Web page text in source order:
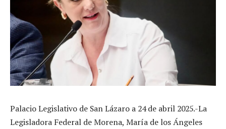
Palacio Legislativo de San Lázaro a 24 de abril 2025.-La
Legisladora Federal de Morena, María de los Ángeles